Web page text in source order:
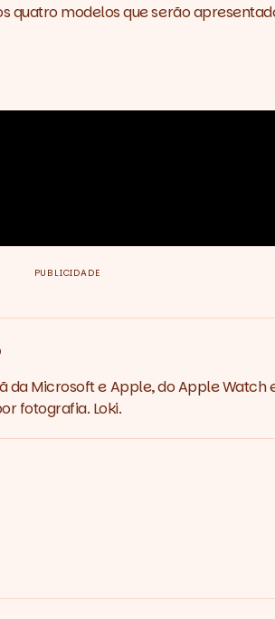
quatro modelos que serão
PUBLICIDADE
da Microsoft e Apple, do Apple Watch
fotografia. Loki.